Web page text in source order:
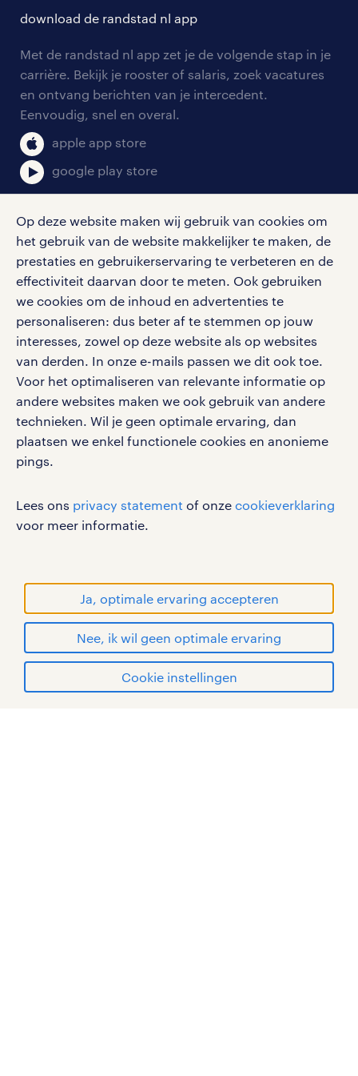
Op deze website maken wij gebruik van cookies om
het gebruik van de website makkelijker te maken, de
prestaties en gebruikerservaring te verbeteren en de
effectiviteit daarvan door te meten. Ook gebruiken
we cookies om de inhoud en advertenties te
personaliseren: dus beter af te stemmen op jouw
interesses, zowel op deze website als op websites
van derden. In onze e-mails passen we dit ook toe.
Voor het optimaliseren van relevante informatie op
andere websites maken we ook gebruik van andere
technieken. Wil je geen optimale ervaring, dan
plaatsen we enkel functionele cookies en anonieme
pings.
Lees ons privacy statement of onze cookieverklaring
voor meer informatie.
Ja, optimale ervaring accepteren
Nee, ik wil geen optimale ervaring
Cookie instellingen
tarieven
personeel gezocht
aanmelden nieuwsbrief
solliciteren
blogs en artikelen
salarischecker
bruto-netto calculator
onze vestigingen
pers
klachten en misstanden
download de randstad nl app
Met de randstad nl app zet je de volgende stap in je
carrière. Bekijk je rooster of salaris, zoek vacatures
en ontvang berichten van je intercedent.
Eenvoudig, snel en overal.
apple app store
google play store
social media
Volg ons voor de leukste content omtrent
vacatures, solliciteren en inspiratie.
werken bij randstad
gebruikersvoorwaarden
privacystatement
cookies
handelsmerken van Randstad N.V.
© Randstad 2026